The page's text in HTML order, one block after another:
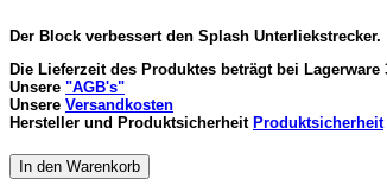
Der Block verbessert den Splash Unterliekstrecker.
Die Lieferzeit des Produktes beträgt bei
Unsere "AGB's"
Unsere Versandkosten
Hersteller und Produktsicherheit Produktsicherheit
In den Warenkorb